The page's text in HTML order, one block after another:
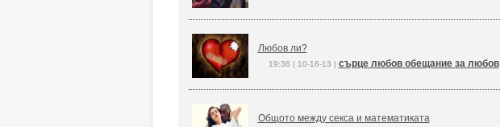
Любов ли?
19:36 | 10-16-13 | сърце любов обещание за любов
Общото между секса и математиката